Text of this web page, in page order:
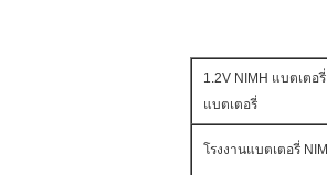
1.2V NIMH แบตเตอ
แบตเตอรี่
โรงงานแบตเตอรี่